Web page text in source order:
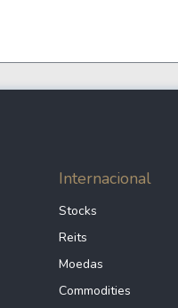
Internacional
Stocks
Reits
Moedas
Commodities